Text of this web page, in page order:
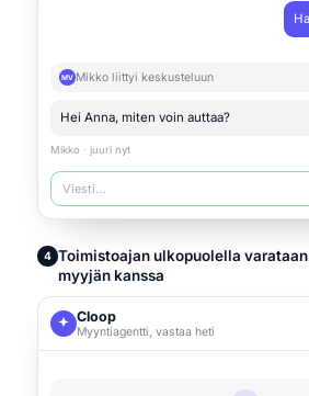
MV Mikko liittyi keskusteluun
Hei Anna, miten voin auttaa?
Mikko · juuri nyt
Viesti…
4 Toimistoajan ulkopuolella
myyjän kanssa
Cloop
Myyntiagentti, vastaa heti